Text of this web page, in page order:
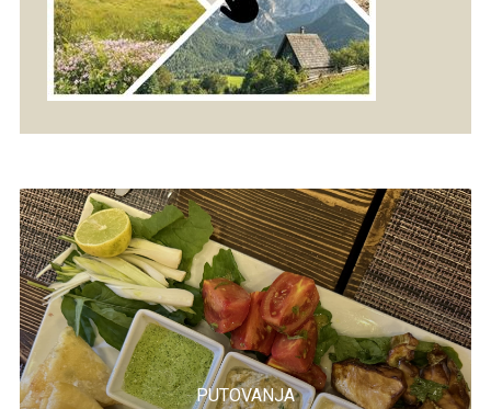
PUTOVANJA